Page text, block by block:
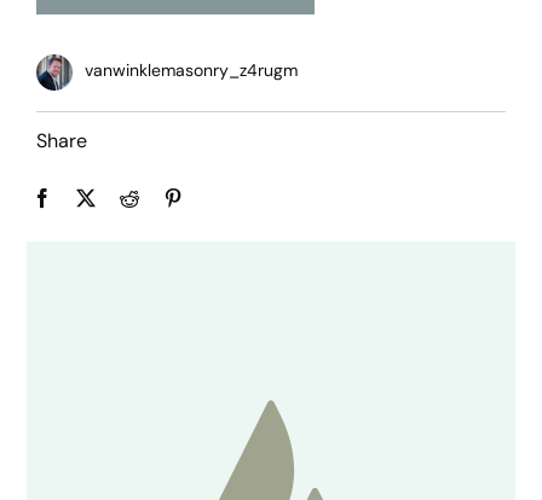
vanwinklemasonry_z4rugm
Share